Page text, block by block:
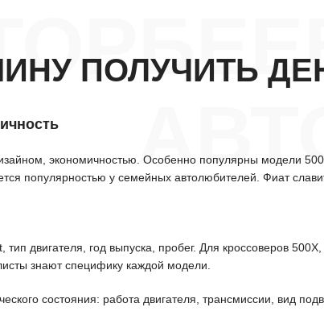
ПОЛУЧИТЬ
экономичностью. Особенно популярны модели
популярностью у семейных автолюбителей. Фиат
двигателя, год выпуска, пробег. Для кроссоверов
знают специфику каждой модели.
состояния: работа двигателя, трансмиссии, вид